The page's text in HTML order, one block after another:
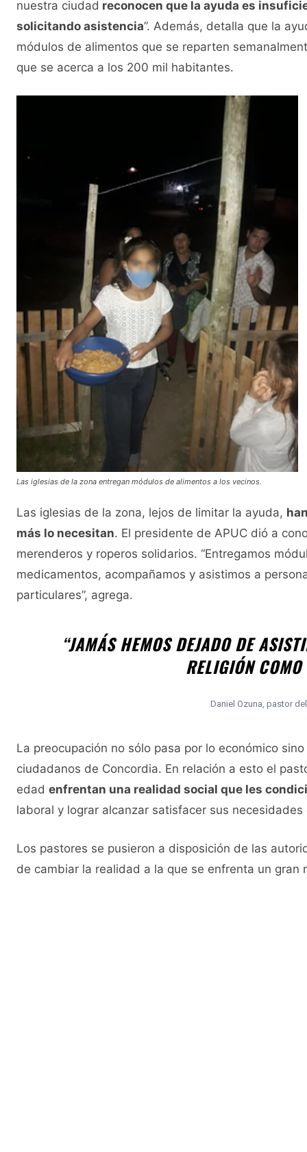
nuestra ciudad reconocen que la ayuda es
solicitando asistencia”. Además, detalla que la
módulos de alimentos que se reparten
que se acerca a los 200 mil habitantes.
Las iglesias de la zona entregan módulos de alimentos a los vecinos.
Las iglesias de la zona, lejos de limitar la ayuda,
más lo necesitan. El presidente de APUC dió a
merenderos y roperos solidarios. “Entregamos
medicamentos, acompañamos y asistimos a
particulares”, agrega.
“JAMÁS HEMOS DEJADO DE
RELIGIÓN
Daniel Ozuna, pastor
La preocupación no sólo pasa por lo económico
ciudadanos de Concordia. En relación a esto el
edad enfrentan una realidad social que les
laboral y lograr alcanzar satisfacer sus
Los pastores se pusieron a disposición de las
de cambiar la realidad a la que se enfrenta un gran